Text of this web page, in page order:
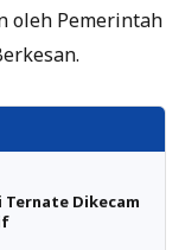
oleh Pemerintah
Ternate Dikecam